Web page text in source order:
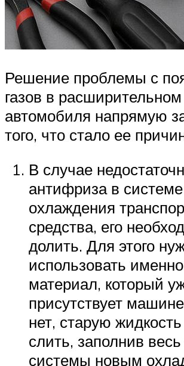
Решение проблемы с
газов в расширительном
автомобиля напрямую
того, что стало ее
В случае
антифриза в системе
охлаждения
средства, его
долить. Для этого
использовать
материал, который
присутствует
нет, старую
слить, заполнив
системы новым